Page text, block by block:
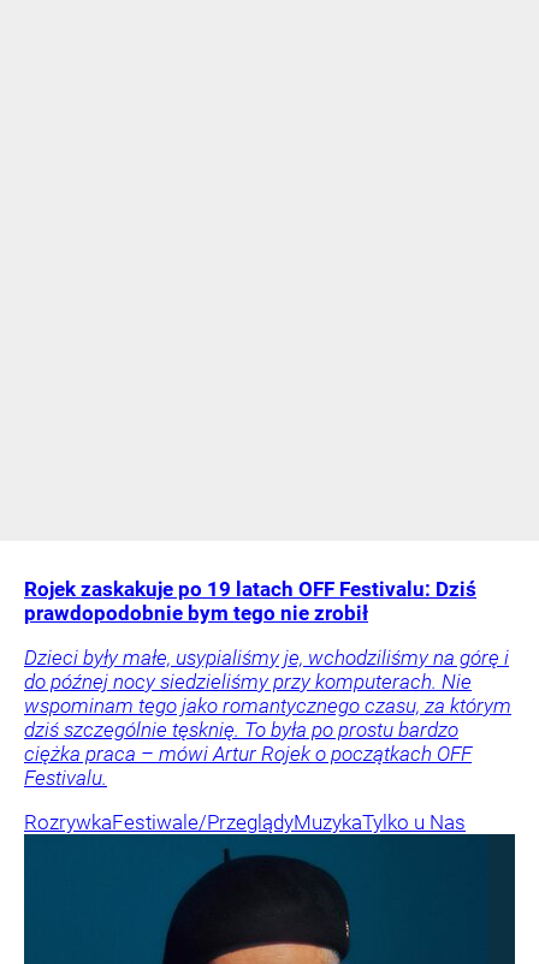
Rojek zaskakuje po 19 latach OFF Festivalu: Dziś
prawdopodobnie bym tego nie zrobił
Dzieci były małe, usypialiśmy je, wchodziliśmy na górę i
do późnej nocy siedzieliśmy przy komputerach. Nie
wspominam tego jako romantycznego czasu, za którym
dziś szczególnie tęsknię. To była po prostu bardzo
ciężka praca – mówi Artur Rojek o początkach OFF
Festivalu.
RozrywkaFestiwale/PrzeglądyMuzykaTylko u Nas